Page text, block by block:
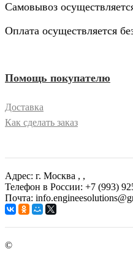
Самовывоз
Оплата осуществляется
Помощь покупателю
Доставка
Как сделать заказ
Адрес: г. Москва , ,
Телефон в России: +7 (993)
Почта:
©